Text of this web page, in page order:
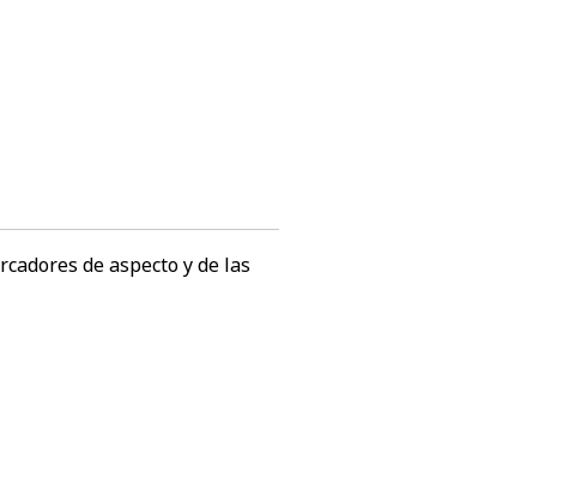
de aspecto y de las